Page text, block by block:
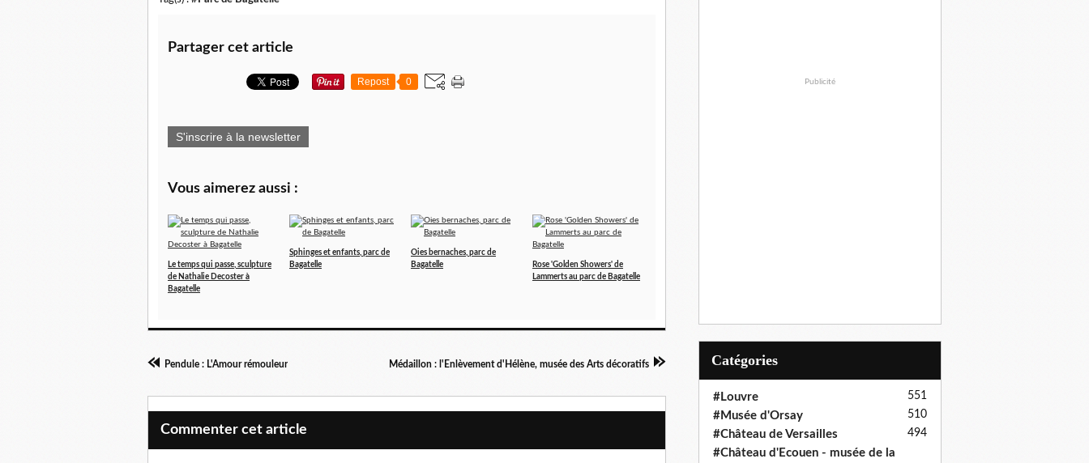
Partager cet article
Repost 0
S'inscrire à la newsletter
Vous aimerez aussi :
Le temps qui passe, sculpture
de Nathalie Decoster à
Bagatelle
Sphinges et enfants, parc de
Bagatelle
Oies bernaches, parc de
Bagatelle
Rose 'Golden Showers' de
Lammerts au parc de Bagatelle
Pendule : L'Amour rémouleur Médaillon : l'Enlèvement d'Hélène, musée des Arts décoratifs
Commenter cet article
Publicité
Catégories
#Louvre 551
#Musée d'Orsay 510
#Château de Versailles 494
#Château d'Ecouen - musée de la